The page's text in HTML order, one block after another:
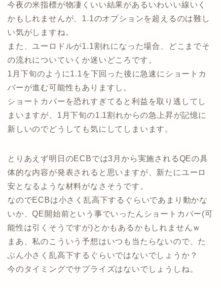
今夜の米指標が物凄くいい結果があるいわいい線いく
かもしれませんが、1.1のオプションを超えるのは難し
い気がしますね。
また、ユーロドルが1.1割れになった場合、どこまでそ
の流れについていくか迷いどころです。
1月下旬のように1.1を下回った後に急速にショートカ
バーが進む可能性もありますし。
ショートカバーを恐れすぎてると利益を取り逃してし
まいますが、1月下旬の1.1割れからの急上昇が記憶に
新しいのでどうしても気にしてしまいます。
とりあえず明日のECBでは3月から実施されるQEの具
体的な内容が発表されると思いますが、新たにユーロ
安となるような材料がなさそうです。
なのでECBは小さく乱高下するぐらいであまり動かな
いか、QE開始前という事でいったんショートカバー(可
能性は引くそうですが)とかもあるかもしれませんｗ
まあ、私のこういう予想はいつも当たらないので、た
ぶん小さく乱高下するぐらいではないでしょうか？
今のタイミングでサプライズはないでしょうしね。